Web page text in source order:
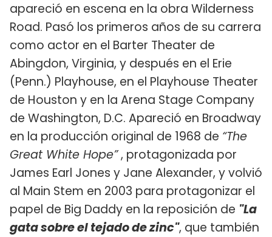
apareció en escena en la obra Wilderness
Road. Pasó los primeros años de su carrera
como actor en el Barter Theater de
Abingdon, Virginia, y después en el Erie
(Penn.) Playhouse, en el Playhouse Theater
de Houston y en la Arena Stage Company
de Washington, D.C. Apareció en Broadway
en la producción original de 1968 de “The
Great White Hope”, protagonizada por
James Earl Jones y Jane Alexander, y volvió
al Main Stem en 2003 para protagonizar el
papel de Big Daddy en la reposición de "La
gata sobre el tejado de zinc", que también